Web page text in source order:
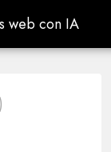
web con IA
web con IA